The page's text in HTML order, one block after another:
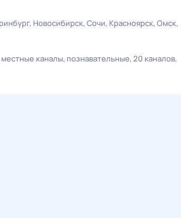
Новосибирск Сочи Красноярск Омск
местные каналы познавательные 20 каналов